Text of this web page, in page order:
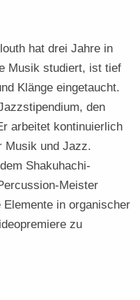
hat drei Jahre in
Musik studiert, ist tief
Klänge eingetaucht.
den
arbeitet kontinuierlich
Musik und Jazz.
Shakuhachi-
Meister
in organischer
zu